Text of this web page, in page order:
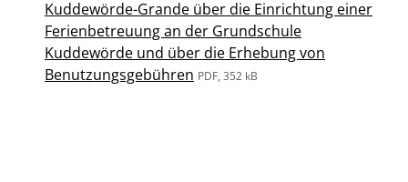
Kuddewörde-Grande über die Einrichtung einer
Ferienbetreuung an der Grundschule
Kuddewörde und über die Erhebung von
Benutzungsgebühren PDF, 352 kB